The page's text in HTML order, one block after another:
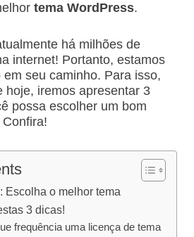
tema WordPress.
há milhões de
internet! Portanto, estamos
seu caminho. Para isso,
hoje, iremos apresentar 3
possa escolher um bom
Confira!
Escolha o melhor tema
3 dicas!
uma licença de tema